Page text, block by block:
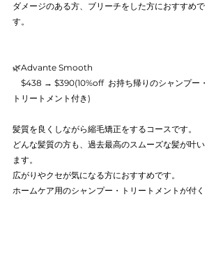
ダメージのある方、ブリーチをした方におすすめで
す。
🌿Advante Smooth
$438 → $390(10%off  お持ち帰りのシャンプー・
トリートメント付き)
髪質を良くしながら縮毛矯正をするコースです。
どんな髪質の方も、過去最高のスムーズな髪が叶い
ます。
広がりやクセが気になる方におすすめです。
ホームケア用のシャンプー・トリートメントが付く